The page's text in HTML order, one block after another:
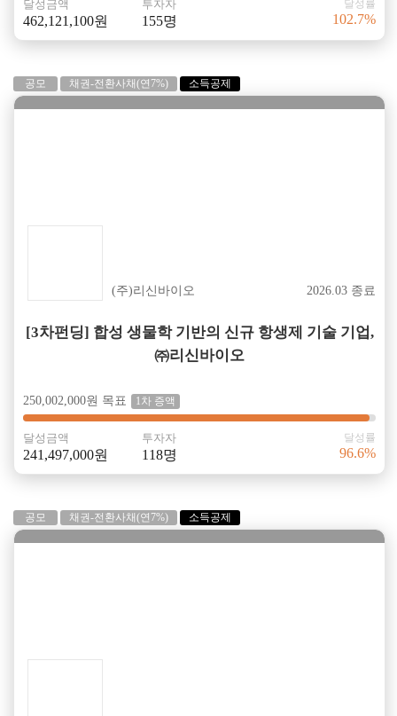
달성금액
462,121,100원
투자자
155명
달성률
102.7%
공모 채권-전환사채(연7%) 소득공제
(주)리신바이오 2026.03 종료
[3차펀딩] 합성 생물학 기반의 신규 항생제 기술 기업,
㈜리신바이오
250,002,000원 목표 1차 증액
달성금액
241,497,000원
투자자
118명
달성률
96.6%
공모 채권-전환사채(연7%) 소득공제